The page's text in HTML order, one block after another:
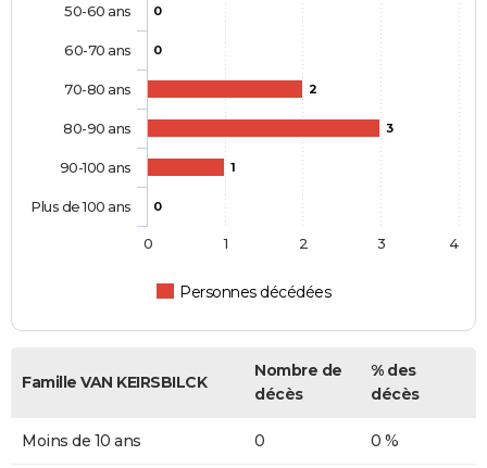
0
0
2
3
1
0
Personnes décédées
50-60 ans
60-70 ans
70-80 ans
80-90 ans
90-100 ans
Plus de 100 ans
0 1 2 3 4
Famille VAN KEIRSBILCK
Nombre de
décès
% des
décès
Moins de 10 ans 0 0 %